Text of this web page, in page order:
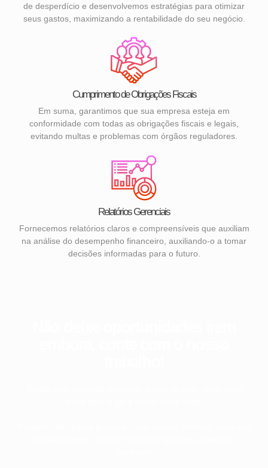
de desperdício e desenvolvemos estratégias para otimizar
seus gastos, maximizando a rentabilidade do seu negócio.
Cumprimento de Obrigações Fiscais
Em suma, garantimos que sua empresa esteja em
conformidade com todas as obrigações fiscais e legais,
evitando multas e problemas com órgãos reguladores.
Relatórios Gerenciais
Fornecemos relatórios claros e compreensíveis que auxiliam
na análise do desempenho financeiro, auxiliando-o a tomar
decisões informadas para o futuro.